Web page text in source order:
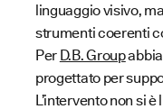
linguaggio visivo,
strumenti coerenti
Per D.B. Group
progettato per
L’intervento non si